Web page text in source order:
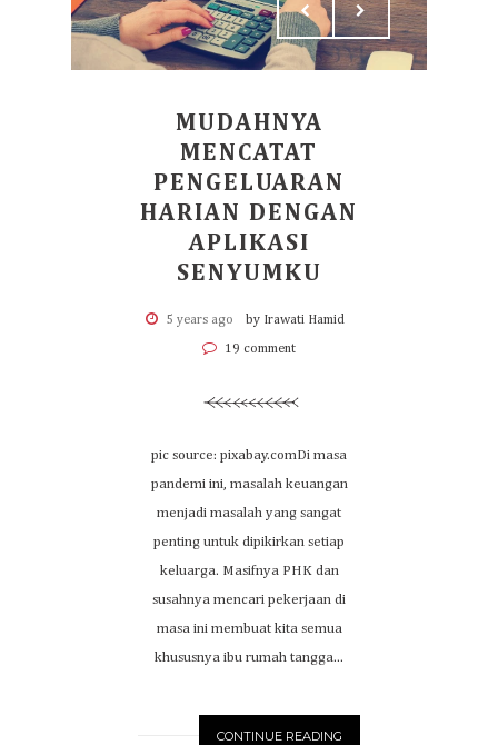
MUDAHNYA
MENCATAT
PENGELUARAN
HARIAN DENGAN
APLIKASI
SENYUMKU
5 years ago by Irawati Hamid
19 comment
pic source: pixabay.comDi masa
pandemi ini, masalah keuangan
menjadi masalah yang sangat
penting untuk dipikirkan setiap
keluarga. Masifnya PHK dan
susahnya mencari pekerjaan di
masa ini membuat kita semua
khususnya ibu rumah tangga...
CONTINUE READING